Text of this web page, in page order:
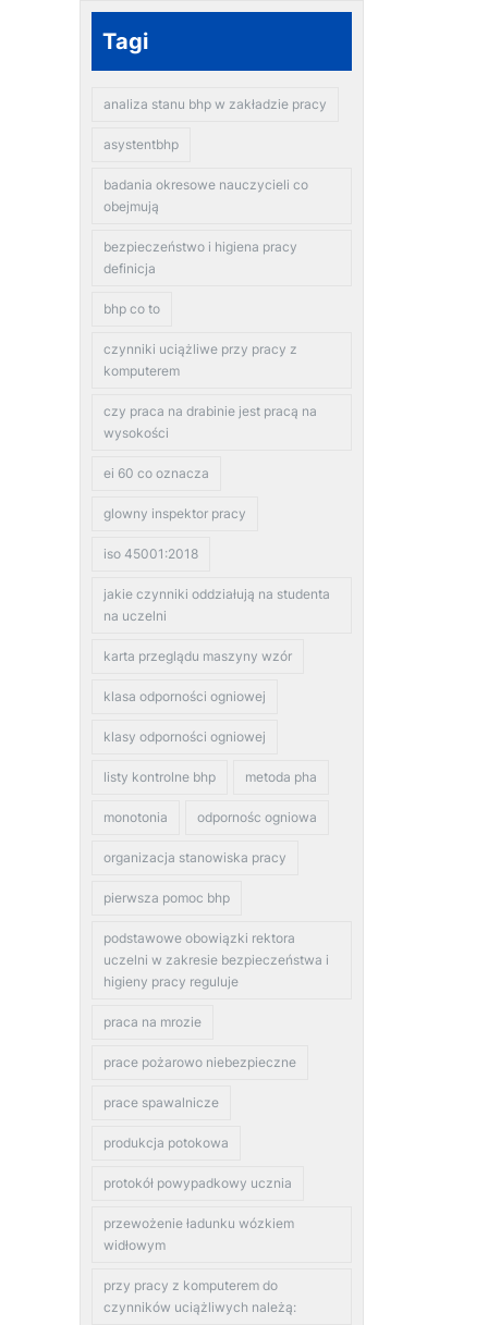
Tagi
analiza stanu bhp w zakładzie pracy
asystentbhp
badania okresowe nauczycieli co
obejmują
bezpieczeństwo i higiena pracy
definicja
bhp co to
czynniki uciążliwe przy pracy z
komputerem
czy praca na drabinie jest pracą na
wysokości
ei 60 co oznacza
glowny inspektor pracy
iso 45001:2018
jakie czynniki oddziałują na studenta
na uczelni
karta przeglądu maszyny wzór
klasa odporności ogniowej
klasy odporności ogniowej
listy kontrolne bhp metoda pha
monotonia odpornośc ogniowa
organizacja stanowiska pracy
pierwsza pomoc bhp
podstawowe obowiązki rektora
uczelni w zakresie bezpieczeństwa i
higieny pracy reguluje
praca na mrozie
prace pożarowo niebezpieczne
prace spawalnicze
produkcja potokowa
protokół powypadkowy ucznia
przewożenie ładunku wózkiem
widłowym
przy pracy z komputerem do
czynników uciążliwych należą: